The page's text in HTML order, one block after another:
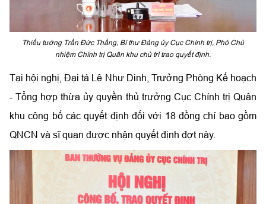
Thiếu tướng Trần Đức Thắng, Bí thư Đảng ủy Cục Chính trị, Phó Chủ
nhiệm Chính trị Quân khu chủ trì trao quyết định.
Tại hội nghị, Đại tá Lê Như Dinh, Trưởng Phòng Kế hoạch
- Tổng hợp thừa ủy quyền thủ trưởng Cục Chính trị Quân
khu công bố các quyết định đối với 18 đồng chí bao gồm
QNCN và sĩ quan được nhận quyết định đợt này.